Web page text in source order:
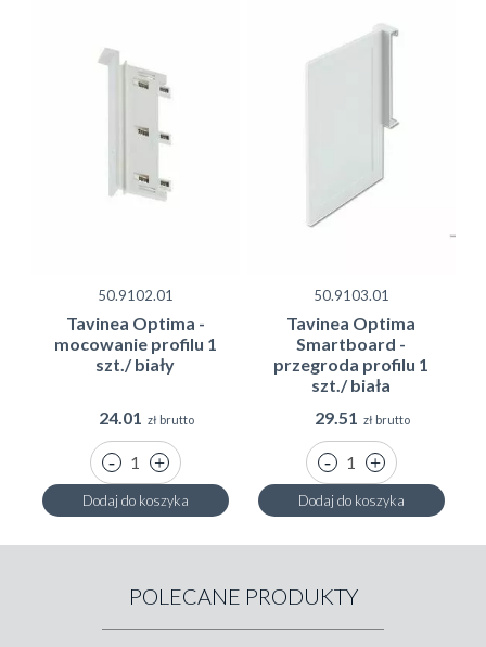
50.9102.01
Tavinea Optima -
mocowanie profilu 1
szt./ biały
24.01 zł brutto
Dodaj do koszyka
50.9103.01
Tavinea Optima
Smartboard -
przegroda profilu 1
szt./ biała
29.51 zł brutto
Dodaj do koszyka
POLECANE PRODUKTY